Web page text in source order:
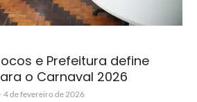
e Prefeitura define
o Carnaval 2026
4 de fevereiro de 2026